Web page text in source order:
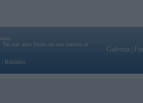
nav auto klubs un nav saistīts ar
Reklāma
Galvena